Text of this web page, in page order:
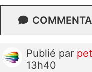
Publié par
13h40